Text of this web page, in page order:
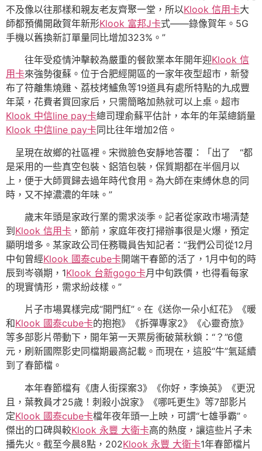
不及像以往那樣和親友老友齊聚一堂，所以Klook 信用卡大
師都預備開啟賀年新形Klook 富邦J卡式——錄像賀年。5G
手機以舊換新訂單量同比增加323%。”
往年受疫情沖擊較為嚴重的餐飲業本年開年迎Klook 信
用卡來強勢復蘇。位于合肥經開區的一家年夜型超市，新發
布了符離集燒雞、荔枝烤鱸魚等19道具有處所特點的九成豐
年菜，花費者買回家后，只需簡略加熱就可以上桌。超市
Klook 中信line pay卡總司理俞蘇平估計，本年的年菜總銷量
Klook 中信line pay卡同比往年增加2倍。
呈現在故鄉的社區裡。宋微臉色安靜地答覆：「出了 “都
是采用的一些真空包裝、鋁箔包裝，保質期都在半個月以
上，便于大師買歸去過年時代食用。為大師在束縛休息的同
時，又不掉濃濃的年味。”
歲末年頭是家政行業的需求淡季。記者從家政市場清楚
到Klook 信用卡 ，節前，家庭年夜打掃辦事很是火爆，預定
顯明增多。某家政公司任務職員告知記者：“我們公司從12月
中旬曾經Klook 國泰cube卡開端干春節的活了，1月中旬的時
辰到岑嶺期，1Klook 台新gogo卡月中旬跌價，也得看每家
的現實情形，需求紛歧樣。”
片子市場異樣完成“開門紅”。在《送你一朵小紅花》《暖
和Klook 國泰cube卡的抱抱》《拆彈專家2》《心靈奇旅》
等多部影片帶動下，開年第一天票房衝破葉秋鎖：“？”6億
元，刷新國際影史同檔期最高記載。而現在，這股“牛”氣延續
到了春節檔。
本年春節檔有《唐人街探案3》《你好，李煥英》《更況
且，葉教員才25歲！刺殺小說家》《哪吒更生》等7部影片
定Klook 國泰cube卡檔年夜年頭一上映，可謂“七雄爭霸”。
傑出的口碑與較Klook 永豐 大衛卡高的熱度，讓這些片子未
播先火。截至今晨8點，202Klook 永豐 大衛卡1年春節檔片